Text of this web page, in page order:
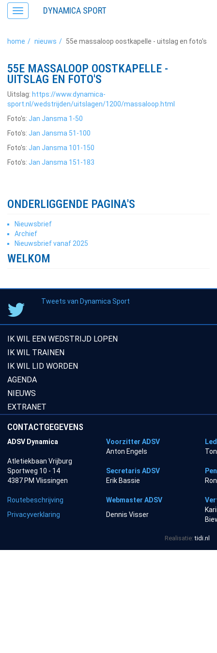
Toggle
navigation
DYNAMICA SPORT
home nieuws 55e massaloop oostkapelle - uitslag en foto's
55E MASSALOOP OOSTKAPELLE -
UITSLAG EN FOTO'S
Uitslag: https://www.dynamica-
sport.nl/wedstrijden/uitslagen/1200/massaloop.html
Foto's: Jan Jansma 1-50
Foto's: Jan Jansma 51-100
Foto's: Jan Jansma 101-150
Foto's: Jan Jansma 151-183
ONDERLIGGENDE PAGINA'S
Nieuwsbrief
Archief
Nieuwsbrief vanaf 2025
WELKOM
Tweets van Dynamica Sport
IK WIL EEN WEDSTRIJD LOPEN
IK WIL TRAINEN
IK WIL LID WORDEN
AGENDA
NIEUWS
EXTRANET
CONTACTGEGEVENS
ADSV Dynamica Voorzitter ADSV
Anton Engels
Atletiekbaan Vrijburg
Sportweg 10 - 14
Secretaris ADSV
4387 PM Vlissingen
Erik Bassie
Routebeschrijving Webmaster ADSV
Privacyverklaring
Dennis Visser
Realisatie:tidi.nl